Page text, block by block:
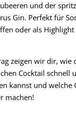
und der
Gin. Perfekt für
oder als
zeigen wir dir, wie
Cocktail schnell
kannst und welche
machen!